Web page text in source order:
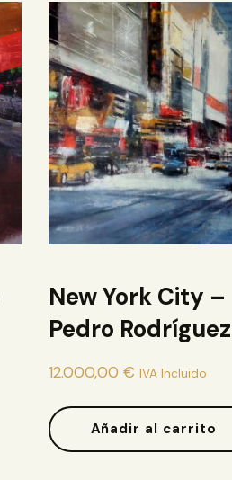
New York City –
Pedro Rodríguez
12.000,00 € IVA Incluido
Añadir al carrito